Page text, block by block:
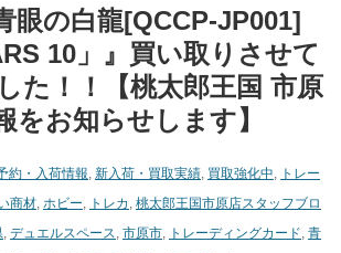
眼の白龍[QCCP-JP001]
10」』買い取りさせて
た！！【桃太郎王国 市原
をお知らせします】
約・入荷情報 新入荷・買取実績 買取強化中
トレー
商材 ホビー トレカ 桃太郎王国市原店スタッフブロ
デュエルスペース 市原市 トレーディングカード 青